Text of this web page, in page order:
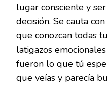
lugar consciente y
decisión. Se cauta
que conozcan todas
latigazos
fueron lo que tú
que veías y parecía